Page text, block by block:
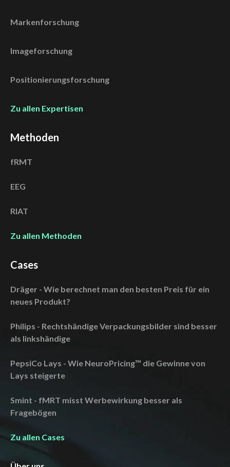
Markenforschung
Imageforschung
Positionierungsforschung
Zu allen Expertisen
Methoden
fRMT
EEG
RIAT
Zu allen Methoden
Cases
Dräger - Wie berechnet man den besten Preis für ein
neues Produkt?
Philips - Rechtshändige Verpackungsbilder sind besser
als linkshändige
PepsiCo Lays - Wie NeuroPricing™ die Gewinne von
Lays steigerte
Smint - fMRT misst Werbewirkung besser als
Fragebögen
Zu allen Cases